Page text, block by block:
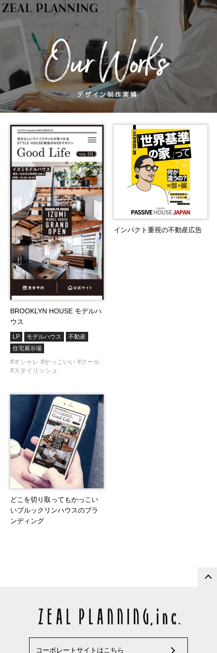
BROOKLYN HOUSE モデルハ
ウス
LP モデルハウス
不動産
住宅展示場
#オシャレ #かっこいい #クール
#スタイリッシュ
インパクト重視の不動産広告
どこを切り取ってもかっこい
いブルックリンハウスのブラ
ンディング
コーポレートサイトはこちら